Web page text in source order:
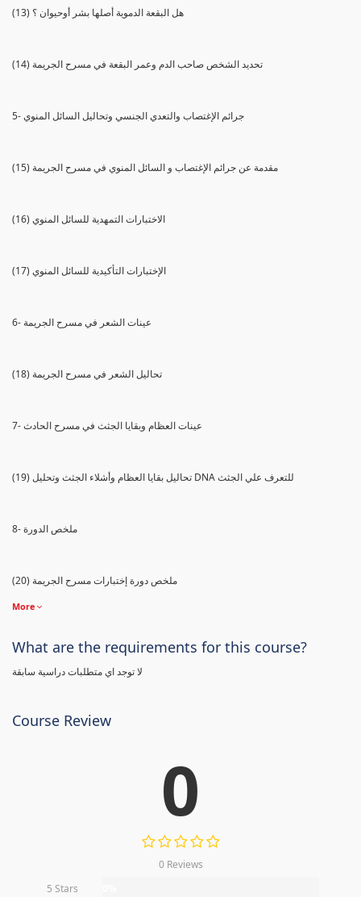
(13) هل البقعة الدموية أصلها بشر أوحيوان ؟
(14) تحديد الشخص صاحب الدم وعمر البقعة في مسرح الجريمة
5- جرائم الإغتصاب والتعدي الجنسي وتحاليل السائل المنوي
(15) مقدمة عن جرائم الإغتصاب و السائل المنوي في مسرح الجريمة
(16) الاختبارات التمهدية للسائل المنوي
(17) الإختبارات التأكيدية للسائل المنوي
6- عينات الشعر في مسرح الجريمة
(18) تحاليل الشعر في مسرح الجريمة
7- عينات العظام وبقايا الجثث في مسرح الحادث
(19) تحاليل بقايا العظام وأشلاء الجثث وتحليل DNA للتعرف علي الجثث
8- ملخص الدورة
(20) ملخص دورة إختبارات مسرح الجريمة
More
What are the requirements for this course?
لا توجد اي متطلبات دراسية سابقة
Course Review
0
0 Reviews
5 Stars